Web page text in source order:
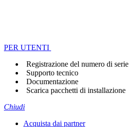
PER UTENTI
Registrazione del numero di serie
Supporto tecnico
Documentazione
Scarica pacchetti di installazione
Chiudi
Acquista dai partner